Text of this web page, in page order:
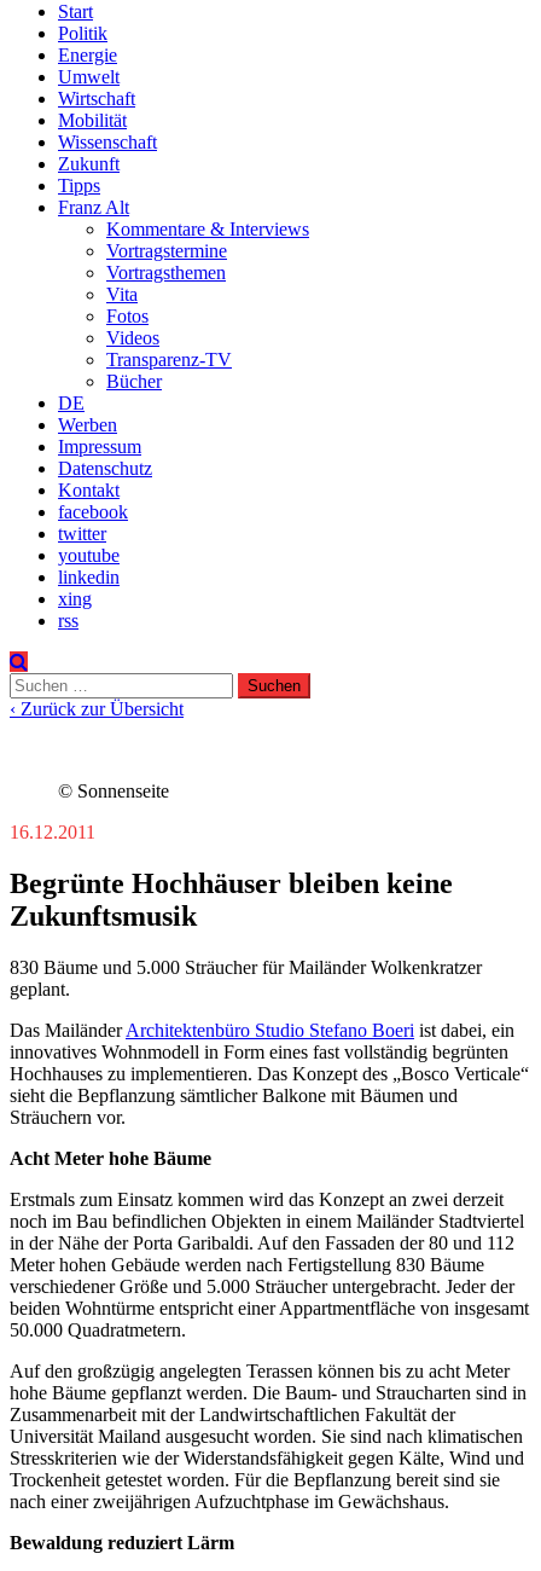
Start
Politik
Energie
Umwelt
Wirtschaft
Mobilität
Wissenschaft
Zukunft
Tipps
Franz Alt
Kommentare & Interviews
Vortragstermine
Vortragsthemen
Vita
Fotos
Videos
Transparenz-TV
Bücher
DE
Werben
Impressum
Datenschutz
Kontakt
facebook
twitter
youtube
linkedin
xing
rss
Suchen
nach:
‹ Zurück zur Übersicht
© Sonnenseite
16.12.2011
Begrünte Hochhäuser bleiben keine
Zukunftsmusik
830 Bäume und 5.000 Sträucher für Mailänder Wolkenkratzer
geplant.
Das MailänderArchitektenbüro Studio Stefano Boeri ist dabei, ein
innovatives Wohnmodell in Form eines fast vollständig begrünten
Hochhauses zu implementieren. Das Konzept des „Bosco Verticale“
sieht die Bepflanzung sämtlicher Balkone mit Bäumen und
Sträuchern vor.
Acht Meter hohe Bäume
Erstmals zum Einsatz kommen wird das Konzept an zwei derzeit
noch im Bau befindlichen Objekten in einem Mailänder Stadtviertel
in der Nähe der Porta Garibaldi. Auf den Fassaden der 80 und 112
Meter hohen Gebäude werden nach Fertigstellung 830 Bäume
verschiedener Größe und 5.000 Sträucher untergebracht. Jeder der
beiden Wohntürme entspricht einer Appartmentfläche von insgesamt
50.000 Quadratmetern.
Auf den großzügig angelegten Terassen können bis zu acht Meter
hohe Bäume gepflanzt werden. Die Baum- und Straucharten sind in
Zusammenarbeit mit der Landwirtschaftlichen Fakultät der
Universität Mailand ausgesucht worden. Sie sind nach klimatischen
Stresskriterien wie der Widerstandsfähigkeit gegen Kälte, Wind und
Trockenheit getestet worden. Für die Bepflanzung bereit sind sie
nach einer zweijährigen Aufzuchtphase im Gewächshaus.
Bewaldung reduziert Lärm